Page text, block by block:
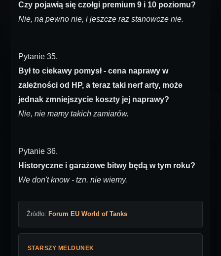
Czy pojawią się czołgi premium 9 i 10 poziomu?
Nie, na pewno nie, i jeszcze raz stanowcze nie.
Pytanie 35.
Był to ciekawy pomysł - cena naprawy w
zależności od HP, a teraz taki nerf arty, może
jednak zmniejszycie koszty jej naprawy?
Nie, nie mamy takich zamiarów.
Pytanie 36.
Historyczne i garażowe bitwy będą w tym roku?
We don't know - tzn. nie wiemy.
Źródło: Forum EU World of Tanks
STARSZY MELDUNEK